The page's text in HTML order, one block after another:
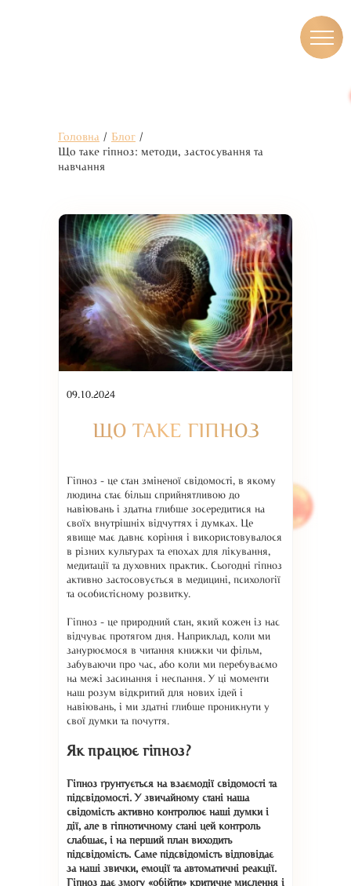
Головна / Блог /
Що таке гіпноз: методи, застосування та
навчання
09.10.2024
ЩО ТАКЕ ГІПНОЗ
Гіпноз - це стан зміненої свідомості, в якому
людина стає більш сприйнятливою до
навіювань і здатна глибше зосередитися на
своїх внутрішніх відчуттях і думках. Це
явище має давнє коріння і використовувалося
в різних культурах та епохах для лікування,
медитації та духовних практик. Сьогодні гіпноз
активно застосовується в медицині, психології
та особистісному розвитку.
Гіпноз - це природний стан, який кожен із нас
відчуває протягом дня. Наприклад, коли ми
занурюємося в читання книжки чи фільм,
забуваючи про час, або коли ми перебуваємо
на межі засинання і неспання. У ці моменти
наш розум відкритий для нових ідей і
навіювань, і ми здатні глибше проникнути у
свої думки та почуття.
Як працює гіпноз?
Гіпноз ґрунтується на взаємодії свідомості та
підсвідомості. У звичайному стані наша
свідомість активно контролює наші думки і
дії, але в гіпнотичному стані цей контроль
слабшає, і на перший план виходить
підсвідомість. Саме підсвідомість відповідає
за наші звички, емоції та автоматичні реакції.
Гіпноз дає змогу «обійти» критичне мислення і